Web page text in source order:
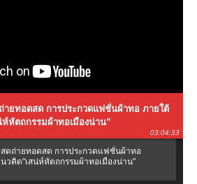
ายทอดสด การประกวดแฟชั่นผ้าทอ ภายใต้
ห์หัตถกรรมผ้าทอเมืองน่าน”
03:04:33
ดถ่ายทอดสด การประกวดแฟชั่นผ้าทอ
วคิด“เสน่ห์หัตถกรรมผ้าทอเมืองน่าน”